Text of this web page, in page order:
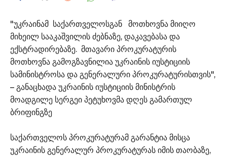
"უკრაინამ საქართველოსგან მოთხოვნა მიიღო
მიხეილ სააკაშვილის ძებნაზე, დაკავებასა და
ექსტრადირებაზე. მთავარი პროკურატურის
მოთხოვნა გამოგზავნილია უკრაინის იუსტიციის
სამინისტროსა და გენერალური პროკურატურისთვის",
– განაცხადა უკრაინის იუსტიციის მინისტრის
მოადგილე სერგეი პეტუხოვმა დღეს გამართულ
ბრიფინგზე
საქართველოს პროკურატურამ გარანტია მისცა
უკრაინის გენერალურ პროკურატურას იმის თაობაზე,